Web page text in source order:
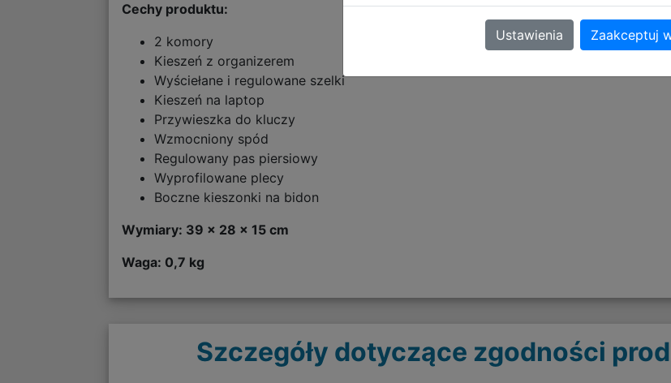
Cechy produktu:
2 komory
Kieszeń z organizerem
Wyściełane i regulowane szelki
Kieszeń na laptop
Przywieszka do kluczy
Wzmocniony spód
Regulowany pas piersiowy
Wyprofilowane plecy
Boczne kieszonki na bidon
Wymiary: 39 x 28 x 15 cm
Waga: 0,7 kg
Szczegóły dotyczące zgodności
Ustawienia Zaakceptuj